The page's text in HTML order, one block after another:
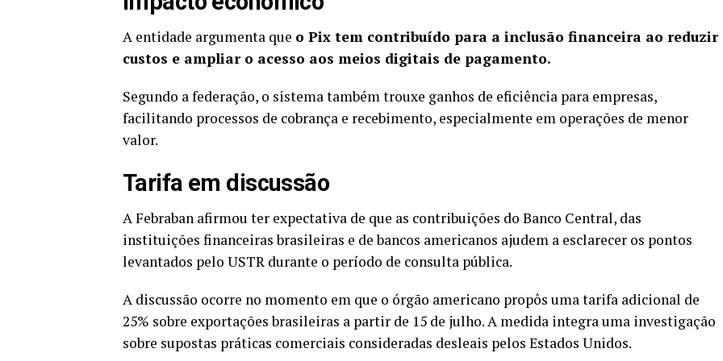
A entidade argumenta que o Pix tem contribuído para a inclusão financeira ao reduzir
custos e ampliar o acesso aos meios digitais de pagamento.
Segundo a federação, o sistema também trouxe ganhos de eficiência para empresas,
facilitando processos de cobrança e recebimento, especialmente em operações de menor
valor.
Tarifa em discussão
A Febraban afirmou ter expectativa de que as contribuições do Banco Central, das
instituições financeiras brasileiras e de bancos americanos ajudem a esclarecer os pontos
levantados pelo USTR durante o período de consulta pública.
A discussão ocorre no momento em que o órgão americano propôs umatarifa adicional de
25% sobre exportações brasileiras a partir de 15 de julho. A medida integra uma investigação
sobre supostas práticas comerciais consideradas desleais pelos Estados Unidos.